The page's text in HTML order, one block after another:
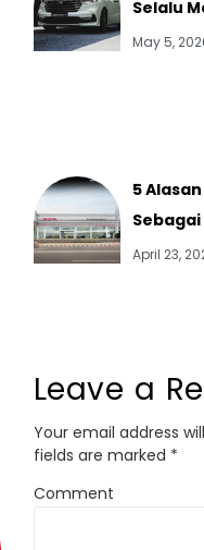
Selalu
May 5,
5
April 23,
Leave a
Your email address
fields are marked *
Comment